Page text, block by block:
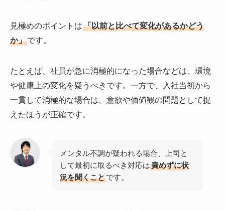
見極めのポイントは「以前と比べて変化があるかどう
か」です。
たとえば、社員が急に消極的になった場合などは、環境
や健康上の変化を疑うべきです。一方で、入社当初から
一貫して消極的な場合は、意欲や価値観の問題として捉
えたほうが正確です。
メンタル不調が疑われる場合、上司と
して最初に取るべき対応は責めずに状
況を聞くことです。